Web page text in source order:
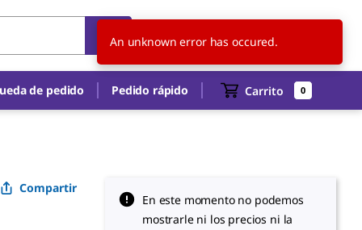
ES
de pedido Pedido rápido Carrito 0
Compartir
En este momento no podemos
mostrarle ni los precios ni la
An unknown error has occured.